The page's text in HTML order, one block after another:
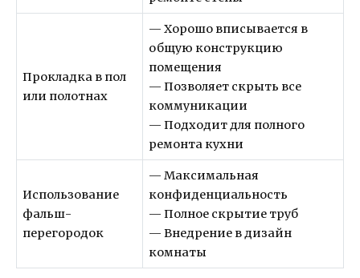
Прокладка в пол
или полотнах
— Хорошо вписывается в
общую конструкцию
помещения
— Позволяет скрыть все
коммуникации
— Подходит для полного
ремонта кухни
Использование
фальш-
перегородок
— Максимальная
конфиденциальность
— Полное скрытие труб
— Внедрение в дизайн
комнаты